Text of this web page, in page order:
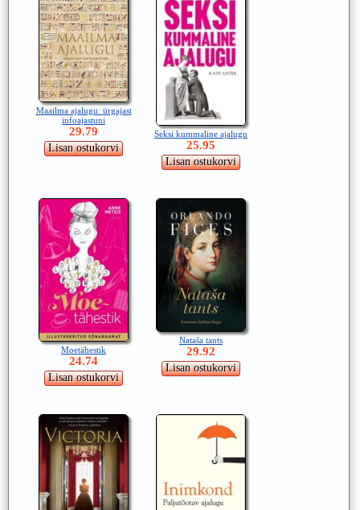
Maailma ajalugu: ürgajast
infoajastuni
29.79 Seksi kummaline ajalugu
25.95
Moetähestik
24.74
Nataša tants
29.92